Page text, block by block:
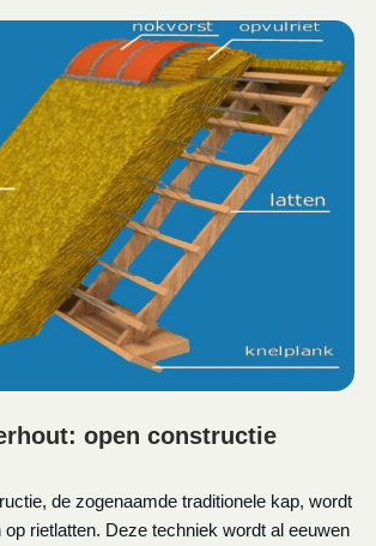
open constructie
de zogenaamde traditionele kap, wordt
op rietlatten. Deze techniek wordt al eeuwen